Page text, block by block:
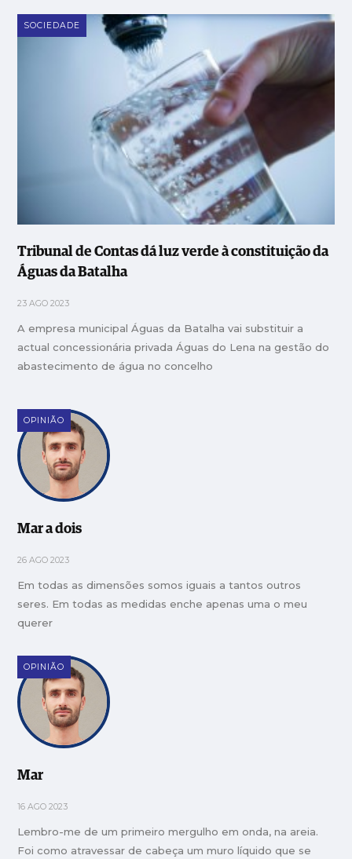
SOCIEDADE
Tribunal de Contas dá luz verde à constituição da
Águas da Batalha
23 AGO 2023
A empresa municipal Águas da Batalha vai substituir a
actual concessionária privada Águas do Lena na gestão do
abastecimento de água no concelho
OPINIÃO
Mar a dois
26 AGO 2023
Em todas as dimensões somos iguais a tantos outros
seres. Em todas as medidas enche apenas uma o meu
querer
OPINIÃO
Mar
16 AGO 2023
Lembro-me de um primeiro mergulho em onda, na areia.
Foi como atravessar de cabeça um muro líquido que se